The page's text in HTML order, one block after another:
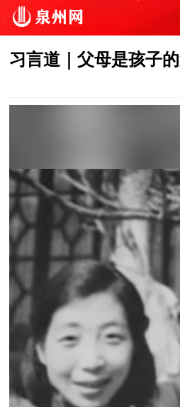
习言道｜父母是孩子